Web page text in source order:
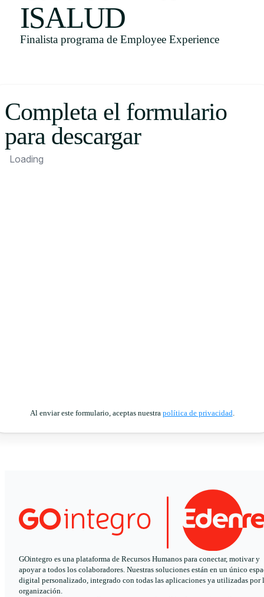
Uruguay
English
Português
ISALUD
Finalista programa de Employee Experience
Completa el formulario
para descargar
Al enviar este formulario, aceptas nuestra política de privacidad
GOintegro es una plataforma de Recursos Humanos para conectar, motivar y
apoyar a todos los colaboradores. Nuestras soluciones están en un único
digital personalizado, integrado con todas las aplicaciones ya utilizadas por
organización.